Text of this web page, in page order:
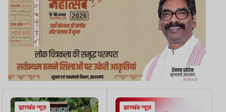
झारखंड न्यूज़ झारखंड न्यूज़